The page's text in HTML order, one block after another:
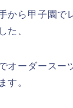
から甲子園で
た、
オーダースー
す。